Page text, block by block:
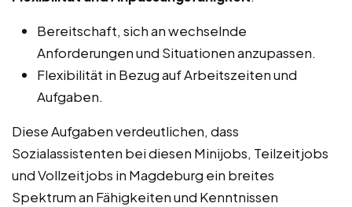
Bereitschaft, sich an wechselnde
Anforderungen und Situationen anzupassen.
Flexibilität in Bezug auf Arbeitszeiten und
Aufgaben.
Diese Aufgaben verdeutlichen, dass
Sozialassistenten bei diesen Minijobs, Teilzeitjobs
und Vollzeitjobs in Magdeburg ein breites
Spektrum an Fähigkeiten und Kenntnissen